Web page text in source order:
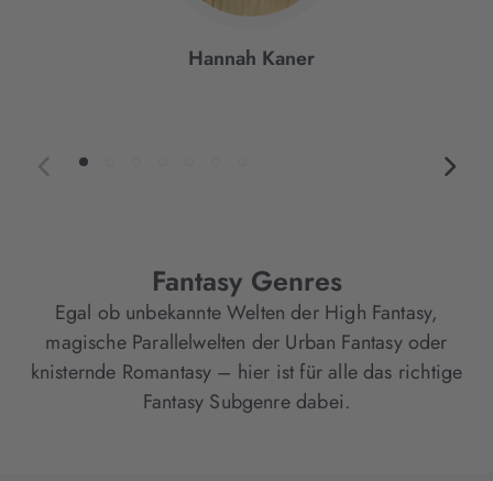
Hannah Kaner
Fantasy Genres
Egal ob unbekannte Welten der High Fantasy,
magische Parallelwelten der Urban Fantasy oder
knisternde Romantasy – hier ist für alle das richtige
Fantasy Subgenre dabei.